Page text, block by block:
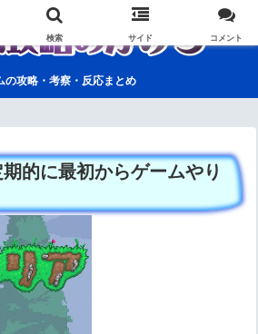
の攻略・考察・反応まとめ
期的に最初からゲームやり
検索 サイド コメント